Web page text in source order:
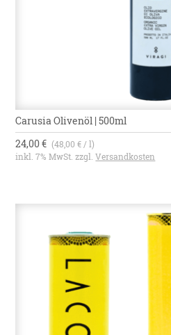
Carusia Olivenöl | 500ml
24,00 € (48,00 € / l)
inkl. 7% MwSt. zzgl.Versandkosten